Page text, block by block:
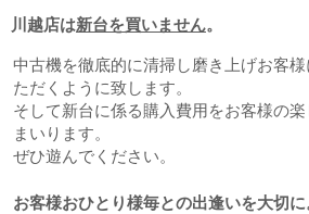
川越店は新台を買いません。
中古機を徹底的に清掃し磨き上げお客
ただくように致します。
そして新台に係る購入費用をお客様の
まいります。
ぜひ遊んでください。
お客様おひとり様毎との出逢いを大切に